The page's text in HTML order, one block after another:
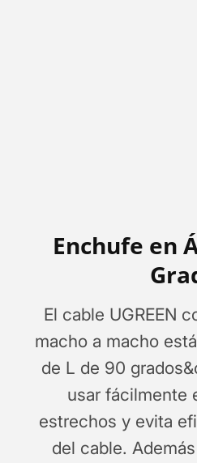
Enchufe en
El cable UGREEN
macho a macho
de L de 90
usar fácilmente
estrechos y evita
del cable.